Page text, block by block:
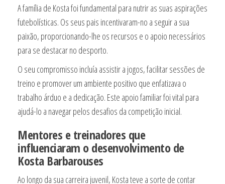
A família de Kosta foi fundamental para nutrir as suas aspirações
futebolísticas. Os seus pais incentivaram-no a seguir a sua
paixão, proporcionando-lhe os recursos e o apoio necessários
para se destacar no desporto.
O seu compromisso incluía assistir a jogos, facilitar sessões de
treino e promover um ambiente positivo que enfatizava o
trabalho árduo e a dedicação. Este apoio familiar foi vital para
ajudá-lo a navegar pelos desafios da competição inicial.
Mentores e treinadores que
influenciaram o desenvolvimento de
Kosta Barbarouses
Ao longo da sua carreira juvenil, Kosta teve a sorte de contar